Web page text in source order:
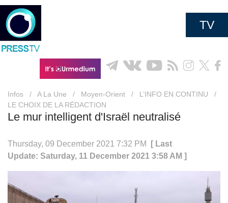
TV
Infos / A La Une / Moyen-Orient / L’INFO EN CONTINU
/
LE CHOIX DE LA RÉDACTION
Le mur intelligent d'Israël neutralisé
Thursday, 09 December 2021 7:32 PM
[ Last
Update: Saturday, 11 December 2021 3:58 AM ]